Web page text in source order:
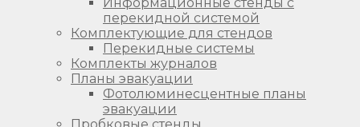
перекидной системой
Комплектующие для стендов
Перекидные системы
Комплекты журналов
Планы эвакуации
Фотолюминесцентные планы
эвакуации